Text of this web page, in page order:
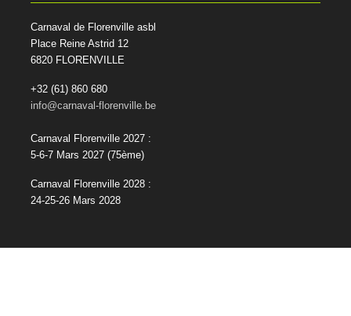
Carnaval de Florenville asbl
Place Reine Astrid 12
6820 FLORENVILLE
+32 (61) 860 680
info@carnaval-florenville.be
Carnaval Florenville 2027 :
5-6-7 Mars 2027(75ème)
Carnaval Florenville 2028 :
24-25-26 Mars 2028